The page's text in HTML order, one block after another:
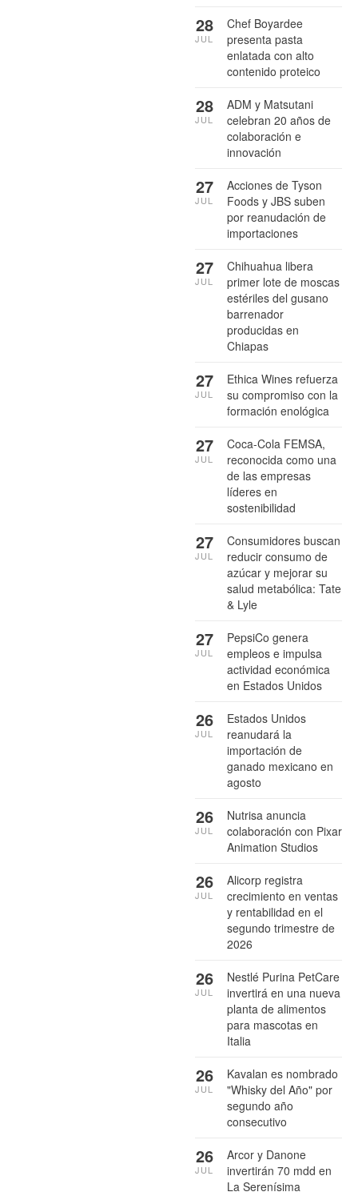
Chef Boyardee
presenta pasta
enlatada con alto
contenido proteico
28
JUL
ADM y Matsutani
celebran 20 años de
colaboración e
innovación
28
JUL
Acciones de Tyson
Foods y JBS suben
por reanudación de
importaciones
27
JUL
Chihuahua libera
primer lote de moscas
estériles del gusano
barrenador
producidas en
Chiapas
27
JUL
Ethica Wines refuerza
su compromiso con la
formación enológica
27
JUL
Coca-Cola FEMSA,
reconocida como una
de las empresas
líderes en
sostenibilidad
27
JUL
Consumidores buscan
reducir consumo de
azúcar y mejorar su
salud metabólica: Tate
& Lyle
27
JUL
PepsiCo genera
empleos e impulsa
actividad económica
en Estados Unidos
27
JUL
Estados Unidos
reanudará la
importación de
ganado mexicano en
agosto
26
JUL
Nutrisa anuncia
colaboración con Pixar
Animation Studios
26
JUL
Alicorp registra
crecimiento en ventas
y rentabilidad en el
segundo trimestre de
2026
26
JUL
Nestlé Purina PetCare
invertirá en una nueva
planta de alimentos
para mascotas en
Italia
26
JUL
Kavalan es nombrado
"Whisky del Año" por
segundo año
consecutivo
26
JUL
Arcor y Danone
invertirán 70 mdd en
La Serenísima
26
JUL